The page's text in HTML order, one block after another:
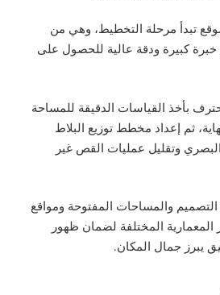
تبدأ مرحلة التخطيط، وهي من
خبرة كبيرة ودقة عالية للحصول على
بأخذ القياسات الدقيقة للمساحة
ثم إعداد مخطط توزيع البلاط
وتقليل عمليات القص غير
والمساحات المفتوحة ومواقع
المعمارية المختلفة لضمان ظهور
يبرز جمال المكان.